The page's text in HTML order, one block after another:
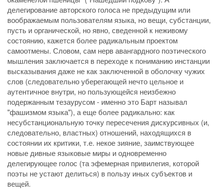
делегирование авторского голоса не предыдущим или
воображаемым пользователям языка, но вещи, субстанции,
пусть и органической, но явно, сведенной к неживому
состоянию, кажется более радикальным проектом
самоотмены. Словом, сам нерв авангардного поэтического
мышления заключается в переходе к пониманию инстанции
высказывания даже не как заключенной в оболочку чужих
слов (следовательно уберегающей нечто цельное и
аутентичное внутри, но пользующейся неизбежно
подержанным тезаурусом - именно это Барт называл
"фашизмом языка"), а еще более радикально: как
несубстанциональную точку пересечения дискурсивных (и,
следовательно, властных) отношений, находящихся в
состоянии их критики, т.е. некое зияние, заимствующее
новые дивные языковые миры и одновременно
делегирующее голос (та эфемерная привилегия, которой
поэты не устают делиться) в пользу иных субъектов и
вещей.